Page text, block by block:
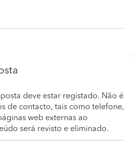
deve estar registado. Não é
de contacto, tais como telefone,
web externas ao
será revisto e eliminado.